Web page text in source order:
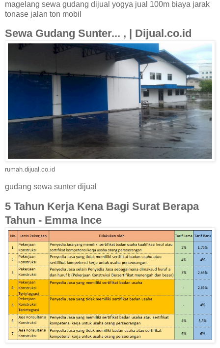
magelang sewa gudang dijual yogya jual 100m biaya jarak
tonase jalan ton mobil
Sewa Gudang Sunter... , | Dijual.co.id
rumah.dijual.co.id
gudang sewa sunter dijual
5 Tahun Kerja Kena Bagi Surat Berapa
Tahun - Emma Ince